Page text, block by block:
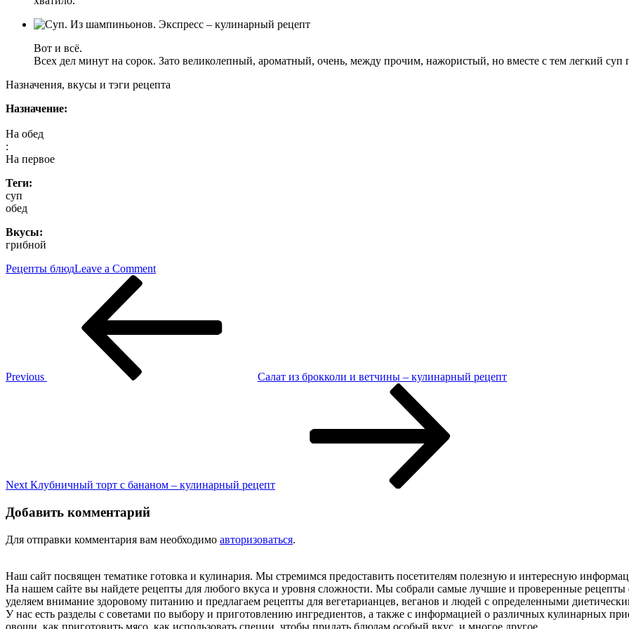
Вот и всё.
Всех дел минут на сорок. Зато великолепный, ароматный, очень, между прочим, нажористый, но вместе с тем легкий суп
Назначения, вкусы и тэги рецепта
Назначение:
На обед
:
На первое
Теги:
суп
обед
Вкусы:
грибной
Рецепты блюдLeave a Commenton
Экспресс
Previous
Салат из брокколи и ветчины – кулинарный рецепт
Next Клубничный торт с бананом – кулинарный рецепт
Добавить комментарий
Для отправки комментария вам необходимо авторизоваться.
Наш сайт посвящен тематике готовка и кулинария. Мы стремимся предоставить посетителям полезную и интересную
На нашем сайте вы найдете рецепты для любого вкуса и уровня сложности. Мы собрали самые лучшие и проверенные
уделяем внимание здоровому питанию и предлагаем рецепты для вегетарианцев, веганов и людей с определенными
У нас есть разделы с советами по выбору и приготовлению ингредиентов, а также с информацией о различных кулинарных
овощи, как приготовить мясо, как использовать специи, чтобы придать блюдам особый вкус, и многое другое.